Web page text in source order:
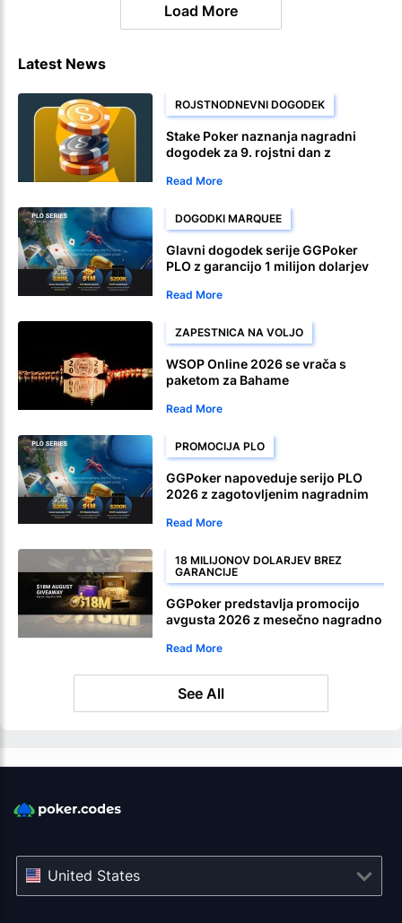
Load More
Latest News
ROJSTNODNEVNI DOGODEK
Stake Poker naznanja nagradni
dogodek za 9. rojstni dan z
Read More
DOGODKI MARQUEE
Glavni dogodek serije GGPoker
PLO z garancijo 1 milijon dolarjev
Read More
ZAPESTNICA NA VOLJO
WSOP Online 2026 se vrača s
paketom za Bahame
Read More
PROMOCIJA PLO
GGPoker napoveduje serijo PLO
2026 z zagotovljenim nagradnim
Read More
18 MILIJONOV DOLARJEV BREZ
GARANCIJE
GGPoker predstavlja promocijo
avgusta 2026 z mesečno nagradno
dolarjev
Read More
See All
United States